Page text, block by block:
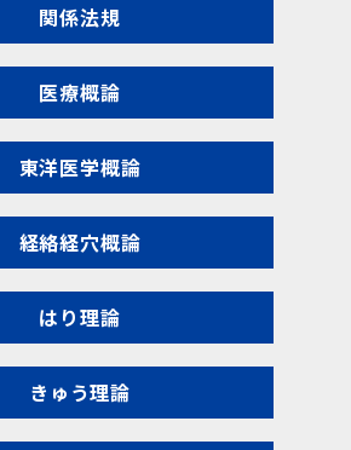
関係法規
医療概論
東洋医学概論
経絡経穴概論
はり理論
きゅう理論